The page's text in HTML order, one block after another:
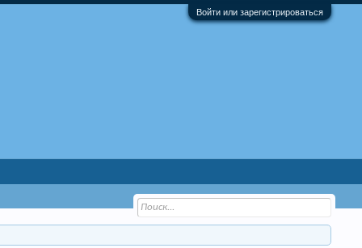
Войти или зарегистрироваться